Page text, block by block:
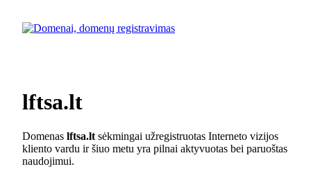
lftsa.lt
Domenas lftsa.lt sėkmingai užregistruotas Interneto vizijos
kliento vardu ir šiuo metu yra pilnai aktyvuotas bei paruoštas
naudojimui.